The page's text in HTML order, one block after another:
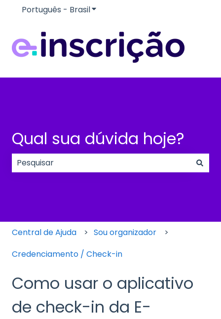
Português - BrasilMostrar submenu para traduções
Qual sua dúvida hoje?
Central de Ajuda
Sou organizador
Credenciamento / Check-in
Como usar o aplicativo
de check-in da E-